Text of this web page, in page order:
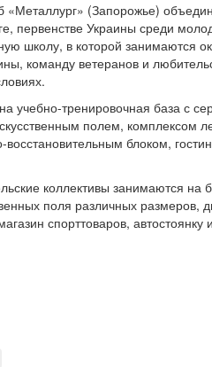
(Запорожье)
первенстве Украины среди
школу, в которой занимаются
команду ветеранов и
учебно-тренировочная база с
полем, комплексом
блоком,
коллективы занимаются
поля различных размеров,
спорттоваров,